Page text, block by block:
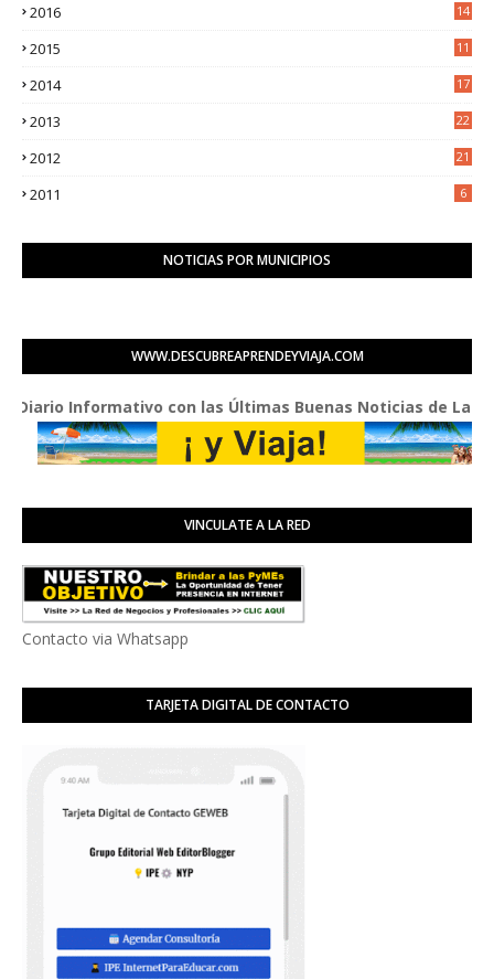
2016
14
2015
11
2014
17
2013
22
2012
21
2011 6
NOTICIAS POR MUNICIPIOS
WWW.DESCUBREAPRENDEYVIAJA.COM
con las Últimas Buenas Noticias de La Red de
VINCULATE A LA RED
Contacto via Whatsapp
TARJETA DIGITAL DE CONTACTO